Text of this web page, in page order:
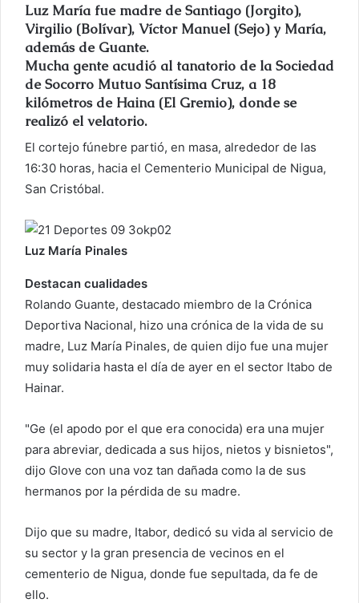
e
ó
c
Luz María fue madre de Santiago (Jorgito),
Virgilio (Bolívar), Víctor Manuel (Sejo) y María,
además de Guante.
Mucha gente acudió al tanatorio de la Sociedad
de Socorro Mutuo Santísima Cruz, a 18
kilómetros de Haina (El Gremio), donde se
realizó el velatorio.
El cortejo fúnebre partió, en masa, alrededor de las
16:30 horas, hacia el Cementerio Municipal de Nigua,
San Cristóbal.
Luz María Pinales
Destacan cualidades
Rolando Guante, destacado miembro de la Crónica
Deportiva Nacional, hizo una crónica de la vida de su
madre, Luz María Pinales, de quien dijo fue una mujer
muy solidaria hasta el día de ayer en el sector Itabo de
Hainar.
"Ge (el apodo por el que era conocida) era una mujer
para abreviar, dedicada a sus hijos, nietos y bisnietos",
dijo Glove con una voz tan dañada como la de sus
hermanos por la pérdida de su madre.
Dijo que su madre, Itabor, dedicó su vida al servicio de
su sector y la gran presencia de vecinos en el
cementerio de Nigua, donde fue sepultada, da fe de
ello.